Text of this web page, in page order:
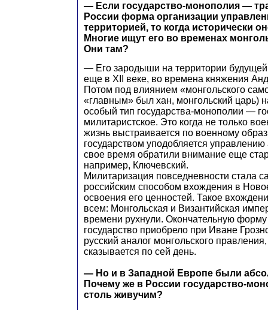
— Если государство-монополия —
России форма организации
территорией, то когда исторически
Многие ищут его во временах
Они там?
— Его зародыши на территории
еще в XII веке, во времена княжения
Потом под влиянием «монгольского
«главным» был хан, монгольский царь)
особый тип государства-монополии —
милитаристское. Это когда не только
жизнь выстраивается по военному
государством уподобляется
свое время обратили внимание еще
например, Ключевский.
Милитаризация повседневности стала
российским способом вхождения в
освоения его ценностей. Такое
всем: Монгольская и Византийская
времени рухнули. Окончательную форму
государство приобрело при Иване
русский аналог монгольского
сказывается по сей день.
— Но и в Западной Европе были
Почему же в России государство-
столь живучим?